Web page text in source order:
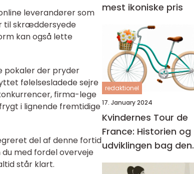
leverandører som
til skræddersyede
kan også lette
pokaler der pryder
følelsesladede sejre
firma-lege
i lignende fremtidige
del af denne fortid
med fordel overveje
står klart.
mest ikoniske pris
redaktionel
17. January 2024
Kvindernes Tour de
France: Historien og
udviklingen bag den
prestigefyldte